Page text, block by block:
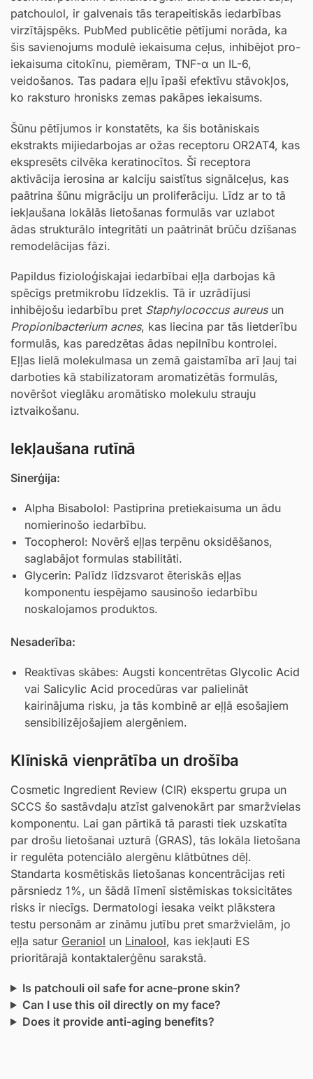
patchoulol, ir galvenais tās terapeitiskās iedarbības
virzītājspēks. PubMed publicētie pētījumi norāda, ka
šis savienojums modulē iekaisuma ceļus, inhibējot pro-
iekaisuma citokīnu, piemēram, TNF-α un IL-6,
veidošanos. Tas padara eļļu īpaši efektīvu stāvokļos,
ko raksturo hronisks zemas pakāpes iekaisums.
Šūnu pētījumos ir konstatēts, ka šis botāniskais
ekstrakts mijiedarbojas ar ožas receptoru OR2AT4, kas
ekspresēts cilvēka keratinocītos. Šī receptora
aktivācija ierosina ar kalciju saistītus signālceļus, kas
paātrina šūnu migrāciju un proliferāciju. Līdz ar to tā
iekļaušana lokālās lietošanas formulās var uzlabot
ādas strukturālo integritāti un paātrināt brūču dzīšanas
remodelācijas fāzi.
Papildus fizioloģiskajai iedarbībai eļļa darbojas kā
spēcīgs pretmikrobu līdzeklis. Tā ir uzrādījusi
inhibējošu iedarbību pret Staphylococcus aureusun
Propionibacterium acnes, kas liecina par tās lietderību
formulās, kas paredzētas ādas nepilnību kontrolei.
Eļļas lielā molekulmasa un zemā gaistamība arī ļauj tai
darboties kā stabilizatoram aromatizētās formulās,
novēršot vieglāku aromātisko molekulu strauju
iztvaikošanu.
Iekļaušana rutīnā
Sinerģija:
Alpha Bisabolol: Pastiprina pretiekaisuma un ādu
nomierinošo iedarbību.
Tocopherol: Novērš eļļas terpēnu oksidēšanos,
saglabājot formulas stabilitāti.
Glycerin: Palīdz līdzsvarot ēteriskās eļļas
komponentu iespējamo sausinošo iedarbību
noskalojamos produktos.
Nesaderība:
Reaktīvas skābes: Augsti koncentrētas Glycolic Acid
vai Salicylic Acid procedūras var palielināt
kairinājuma risku, ja tās kombinē ar eļļā esošajiem
sensibilizējošajiem alergēniem.
Klīniskā vienprātība un drošība
Cosmetic Ingredient Review (CIR) ekspertu grupa un
SCCS šo sastāvdaļu atzīst galvenokārt par smaržvielas
komponentu. Lai gan pārtikā tā parasti tiek uzskatīta
par drošu lietošanai uzturā (GRAS), tās lokāla lietošana
ir regulēta potenciālo alergēnu klātbūtnes dēļ.
Standarta kosmētiskās lietošanas koncentrācijas reti
pārsniedz 1%, un šādā līmenī sistēmiskas toksicitātes
risks ir niecīgs. Dermatologi iesaka veikt plākstera
testu personām ar zināmu jutību pret smaržvielām, jo
eļļa satur Geraniol un Linalool, kas iekļauti ES
prioritārajā kontaktalerģēnu sarakstā.
Is patchouli oil safe for acne-prone skin?
Can I use this oil directly on my face?
Does it provide anti-aging benefits?